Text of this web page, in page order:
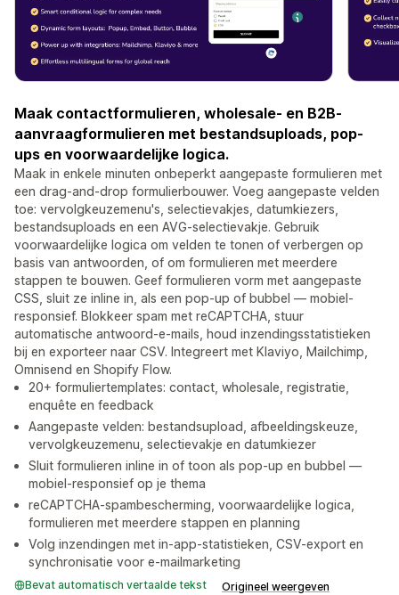
Maak contactformulieren, wholesale- en B2B-
aanvraagformulieren met bestandsuploads, pop-
ups en voorwaardelijke logica.
Maak in enkele minuten onbeperkt aangepaste formulieren met
een drag-and-drop formulierbouwer. Voeg aangepaste velden
toe: vervolgkeuzemenu's, selectievakjes, datumkiezers,
bestandsuploads en een AVG-selectievakje. Gebruik
voorwaardelijke logica om velden te tonen of verbergen op
basis van antwoorden, of om formulieren met meerdere
stappen te bouwen. Geef formulieren vorm met aangepaste
CSS, sluit ze inline in, als een pop-up of bubbel — mobiel-
responsief. Blokkeer spam met reCAPTCHA, stuur
automatische antwoord-e-mails, houd inzendingsstatistieken
bij en exporteer naar CSV. Integreert met Klaviyo, Mailchimp,
Omnisend en Shopify Flow.
20+ formuliertemplates: contact, wholesale, registratie,
enquête en feedback
Aangepaste velden: bestandsupload, afbeeldingskeuze,
vervolgkeuzemenu, selectievakje en datumkiezer
Sluit formulieren inline in of toon als pop-up en bubbel —
mobiel-responsief op je thema
reCAPTCHA-spambescherming, voorwaardelijke logica,
formulieren met meerdere stappen en planning
Volg inzendingen met in-app-statistieken, CSV-export en
synchronisatie voor e-mailmarketing
Bevat automatisch vertaalde tekst Origineel weergeven